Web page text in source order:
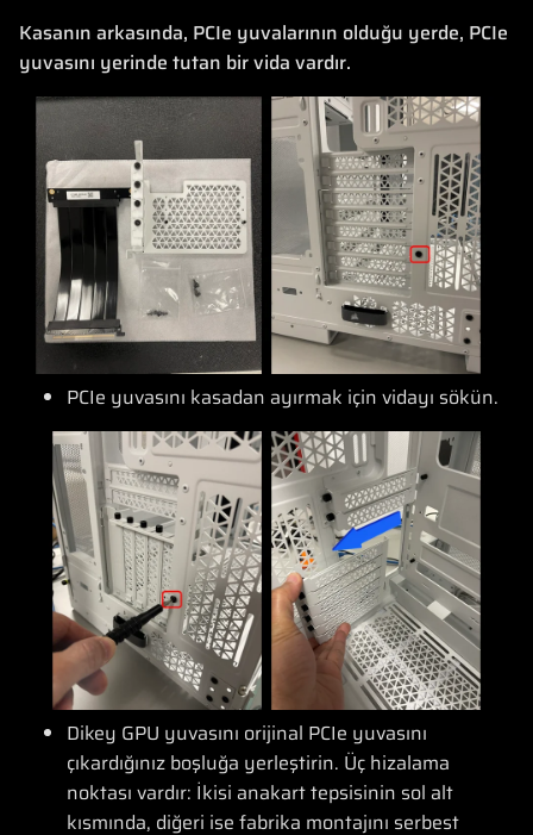
Kasanın arkasında, PCIe yuvalarının olduğu yerde, PCIe
yuvasını yerinde tutan bir vida vardır.
PCIe yuvasını kasadan ayırmak için vidayı sökün.
Dikey GPU yuvasını orijinal PCIe yuvasını
çıkardığınız boşluğa yerleştirin. Üç hizalama
noktası vardır: İkisi anakart tepsisinin sol alt
kısmında, diğeri ise fabrika montajını serbest